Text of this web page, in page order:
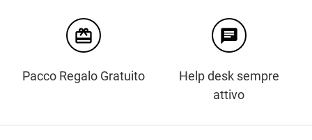
card_giftcard
Pacco Regalo Gratuito
chat
Help desk sempre
attivo